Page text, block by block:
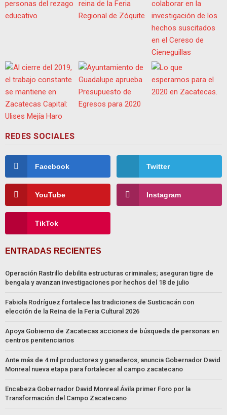
REDES SOCIALES
Facebook Twitter
YouTube Instagram
TikTok
ENTRADAS RECIENTES
Operación Rastrillo debilita estructuras criminales; aseguran tigre de
bengala y avanzan investigaciones por hechos del 18 de julio
Fabiola Rodríguez fortalece las tradiciones de Susticacán con
elección de la Reina de la Feria Cultural 2026
Apoya Gobierno de Zacatecas acciones de búsqueda de personas en
centros penitenciarios
Ante más de 4 mil productores y ganaderos, anuncia Gobernador David
Monreal nueva etapa para fortalecer al campo zacatecano
Encabeza Gobernador David Monreal Ávila primer Foro por la
Transformación del Campo Zacatecano